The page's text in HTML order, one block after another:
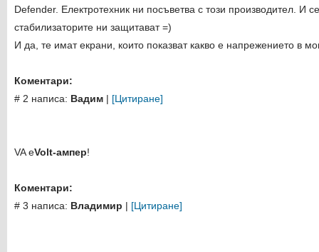
Defender. Електротехник ни посъветва с този производител. И
стабилизаторите ни защитават =)
И да, те имат екрани, които показват какво е напрежението в
Коментари:
# 2 написа: Вадим | [Цитиране]
VA еVolt-ампер!
Коментари:
# 3 написа: Владимир | [Цитиране]